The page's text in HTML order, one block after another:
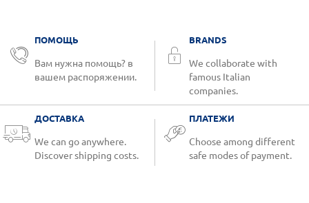
ПОМОЩЬ
Вам нужна помощь? в
вашем распоряжении.
BRANDS
We collaborate with
famous Italian
companies.
ДОСТАВКА
We can go anywhere.
Discover shipping costs.
ПЛАТЕЖИ
Choose among different
safe modes of payment.